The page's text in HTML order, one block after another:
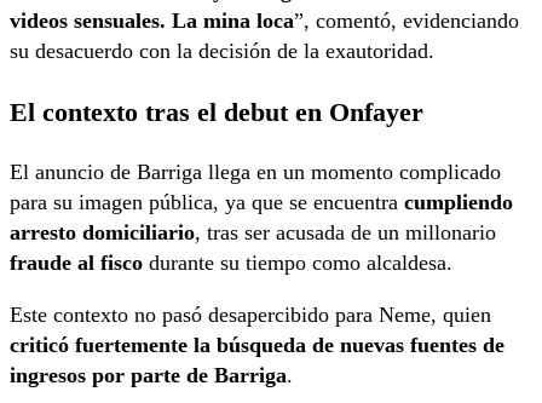
videos sensuales. La mina loca”, comentó, evidenciando
su desacuerdo con la decisión de la exautoridad.
El contexto tras el debut en Onfayer
El anuncio de Barriga llega en un momento complicado
para su imagen pública, ya que se encuentra cumpliendo
arresto domiciliario, tras ser acusada de un millonario
fraude al fisco durante su tiempo como alcaldesa.
Este contexto no pasó desapercibido para Neme, quien
criticó fuertemente la búsqueda de nuevas fuentes de
ingresos por parte de Barriga.